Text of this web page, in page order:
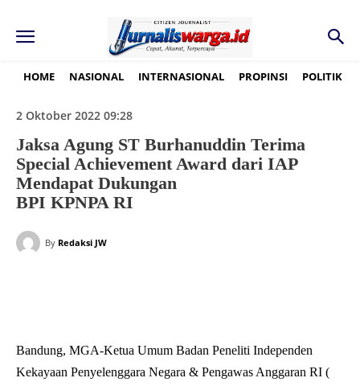
HOME NASIONAL INTERNASIONAL PROPINSI POLITIK
2 Oktober 2022 09:28
Jaksa Agung ST Burhanuddin Terima
Special Achievement Award dari IAP
Mendapat Dukungan
BPI KPNPA RI
By Redaksi JW
Bandung, MGA-Ketua Umum Badan Peneliti Independen
Kekayaan Penyelenggara Negara & Pengawas Anggaran RI (